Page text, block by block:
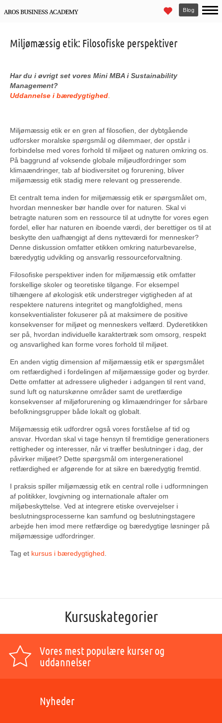
Blog
Miljømæssig etik: Filosofiske perspektiver
Har du i øvrigt set vores Mini MBA i Sustainability
Management?
Uddannelse i bæredygtighed
Miljømæssig etik er en gren af filosofien, der dybtgående
udforsker moralske spørgsmål og dilemmaer, der opstår i
forbindelse med vores forhold til miljøet og naturen omkring os.
På baggrund af voksende globale miljøudfordringer som
klimaændringer, tab af biodiversitet og forurening, bliver
miljømæssig etik stadig mere relevant og presserende.
Et centralt tema inden for miljømæssig etik er spørgsmålet om,
hvordan mennesker bør handle over for naturen. Skal vi
betragte naturen som en ressource til at udnytte for vores egen
fordel, eller har naturen en iboende værdi, der berettiger os til at
beskytte den uafhængigt af dens nytteværdi for mennesker?
Denne diskussion omfatter etikken omkring naturbevarelse,
bæredygtig udvikling og ansvarlig ressourceforvaltning.
Filosofiske perspektiver inden for miljømæssig etik omfatter
forskellige skoler og teoretiske tilgange. For eksempel
tilhængere af økologisk etik understreger vigtigheden af at
respektere naturens integritet og mangfoldighed, mens
konsekventialister fokuserer på at maksimere de positive
konsekvenser for miljøet og menneskers velfærd. Dyderetikken
ser på, hvordan individuelle karaktertræk som omsorg, respekt
og ansvarlighed kan forme vores forhold til miljøet.
En anden vigtig dimension af miljømæssig etik er spørgsmålet
om retfærdighed i fordelingen af miljømæssige goder og byrder.
Dette omfatter at adressere uligheder i adgangen til rent vand,
sund luft og naturskønne områder samt de uretfærdige
konsekvenser af miljøforurening og klimaændringer for sårbare
befolkningsgrupper både lokalt og globalt.
Miljømæssig etik udfordrer også vores forståelse af tid og
ansvar. Hvordan skal vi tage hensyn til fremtidige generationers
rettigheder og interesser, når vi træffer beslutninger i dag, der
påvirker miljøet? Dette spørgsmål om intergenerationel
retfærdighed er afgørende for at sikre en bæredygtig fremtid.
I praksis spiller miljømæssig etik en central rolle i udformningen
af politikker, lovgivning og internationale aftaler om
miljøbeskyttelse. Ved at integrere etiske overvejelser i
beslutningsprocesserne kan samfund og beslutningstagere
arbejde hen imod mere retfærdige og bæredygtige løsninger på
miljømæssige udfordringer.
Tag et kursus i bæredygtighed
Kursuskategorier
Vores mest populære kurser og
uddannelser
Nyheder